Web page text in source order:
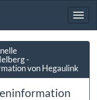
-
von Hegaulink